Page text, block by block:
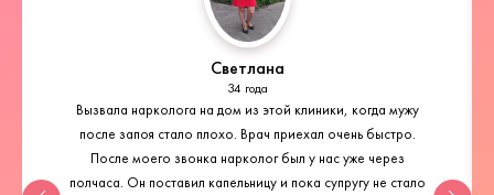
Светлана
34 года
Вызвала нарколога на дом из этой клиники, когда мужу
после запоя стало плохо. Врач приехал очень быстро.
После моего звонка нарколог был у нас уже через
полчаса. Он поставил капельницу и пока супругу не стало